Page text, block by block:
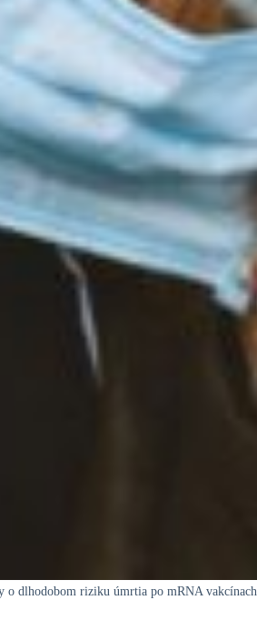
o dlhodobom riziku úmrtia po mRNA vakcínach